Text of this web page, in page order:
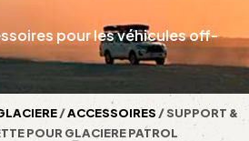
pour les véhicules off-
/ACCESSOIRES / SUPPORT &
POUR GLACIERE PATROL